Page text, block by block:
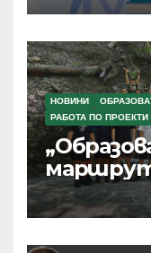
НОВИНИ
РАБОТА ПО ПРОЕКТИ